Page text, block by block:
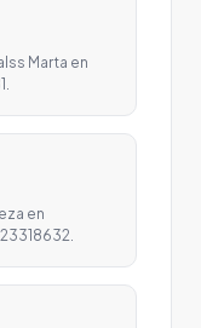
Marta en
en